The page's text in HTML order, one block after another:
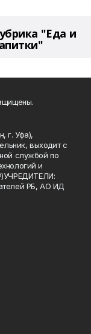
"Еда и
г. Уфа),
выходит с
службой по
и
РБ, АО ИД